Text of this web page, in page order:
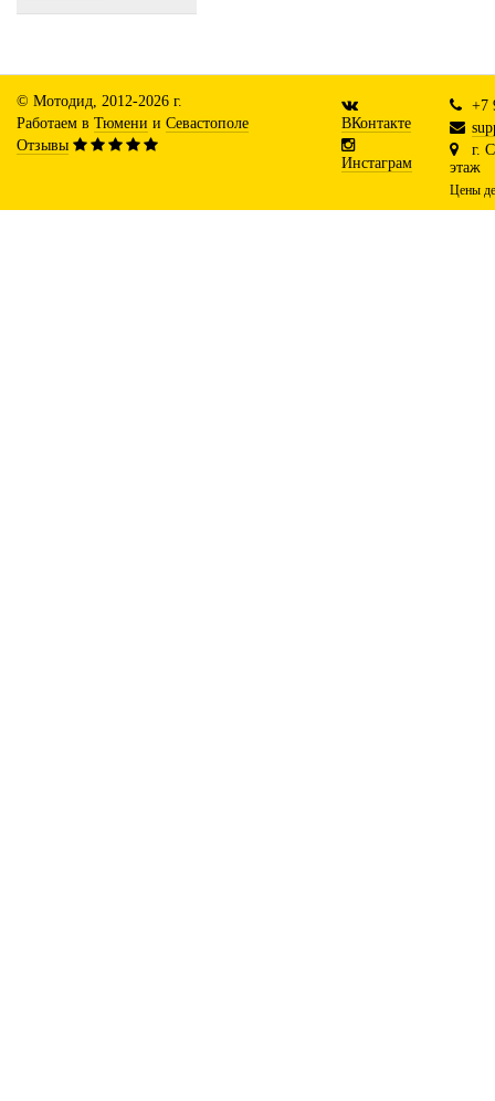
© Мотодид, 2012-2026 г.
Работаем в Тюмени и Севастополе
Отзывы
ВКонтакте
Инстаграм
+7
г.
этаж
Цены